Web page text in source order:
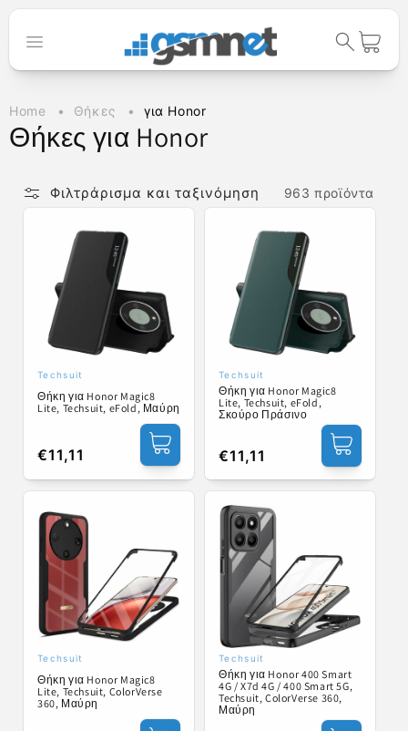
μετάβαση
περιεχόμενο
Καλάθι
Home Θήκες για Honor
Σ
Θήκες για Honor
Φιλτράρισμα και ταξινόμηση 963 προϊόντα
Προμηθευτής:
Techsuit
Θήκη για Honor Magic8
Lite, Techsuit, eFold, Μαύρη
Κανονική
τιμή
€11,11
Προμηθευτής:
Techsuit
Θήκη για Honor Magic8
Lite, Techsuit, eFold,
Σκούρο Πράσινο
Κανονική
τιμή
€11,11
Προμηθευτής:
Techsuit
Θήκη για Honor Magic8
Lite, Techsuit, ColorVerse
360, Μαύρη
Προμηθευτής:
Techsuit
Θήκη για Honor 400 Smart
4G / X7d 4G / 400 Smart 5G,
Techsuit, ColorVerse 360,
Μαύρη